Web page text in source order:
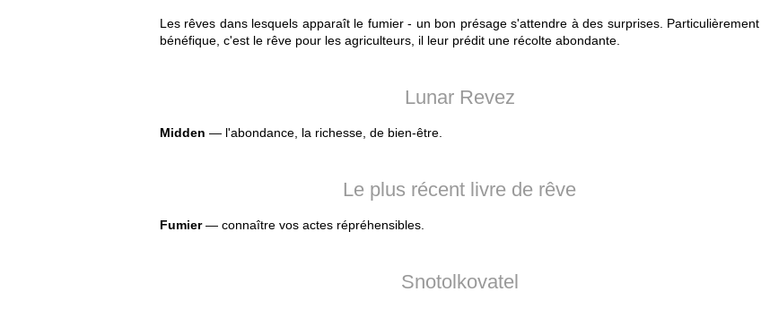
Les rêves dans lesquels apparaît le fumier - un bon présage s'attendre à des surprises. Particulièrement
bénéfique, c'est le rêve pour les agriculteurs, il leur prédit une récolte abondante.
Lunar Revez
Midden — l'abondance, la richesse, de bien-être.
Le plus récent livre de rêve
Fumier— connaître vos actes répréhensibles.
Snotolkovatel